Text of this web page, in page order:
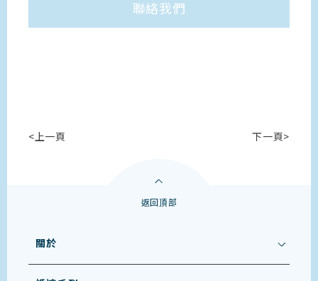
聯絡我們
<上一頁 下一頁>
返回頂部
關於